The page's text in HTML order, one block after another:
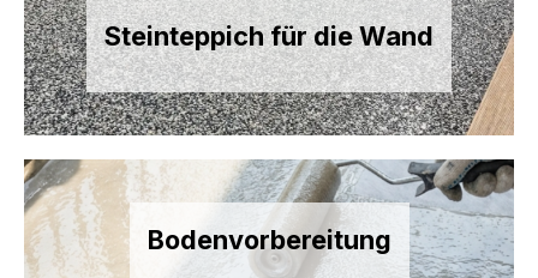
Steinteppich für die Wand
Bodenvorbereitung